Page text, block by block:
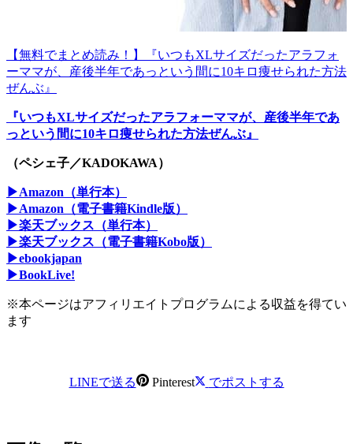
【無料でまとめ読み！】『いつもXLサイズだったアラフォ
ーママが、産後半年であっという間に10キロ痩せられた方法
ぜんぶ』
『いつもXLサイズだったアラフォーママが、産後半年であ
っという間に10キロ痩せられた方法ぜんぶ』
（ペシェ子／KADOKAWA）
▶Amazon（単行本）
▶Amazon（電子書籍Kindle版）
▶楽天ブックス（単行本）
▶楽天ブックス（電子書籍Kobo版）
▶ebookjapan
▶BookLive!
※本ページはアフィリエイトプログラムによる収益を得てい
ます
LINEで送る Pinterest でポストする